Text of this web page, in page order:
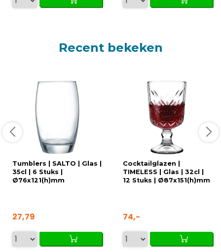
Recent bekeken
Tumblers | SALTO | Glas |
35cl | 6 Stuks |
Ø76x121(h)mm
27,79
Cocktailglazen |
TIMELESS | Glas | 32cl |
12 Stuks | Ø87x151(h)mm
74,-